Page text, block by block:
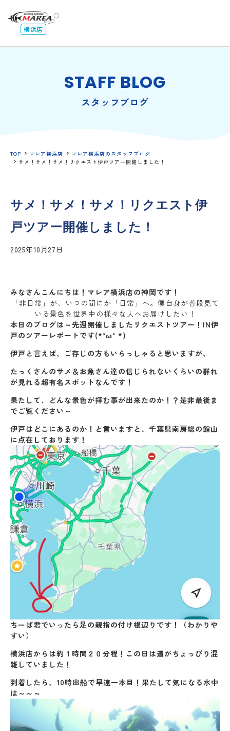
横浜店
STAFF BLOG
スタッフブログ
TOP マレア横浜店
マレア横浜店のスタッフブログ
サメ！サメ！サメ！リクエスト伊戸ツアー開催しました！
サメ！サメ！サメ！リクエスト伊
戸ツアー開催しました！
2025年10月27日
みなさんこんにちは！マレア横浜店の神岡です！
「非日常」が、いつの間にか「日常」へ。僕自身が普段見て
いる景色を世界中の様々な人へお届けしたい！
本日のブログは～先週開催しましたリクエストツアー！IN伊
戸のツアーレポートです(*‘ω‘ *)
伊戸と言えば、ご存じの方もいらっしゃると思いますが、
たっくさんのサメ＆お魚さん達の信じられないくらいの群れ
が見れる超有名スポットなんです！
果たして、どんな景色が拝む事が出来たのか！？是非最後ま
でご覧ください～
伊戸はどこにあるのか！と言いますと、千葉県南房総の館山
に点在しております！
ちーば君でいったら足の親指の付け根辺りです！（わかりや
すい）
横浜店からは約１時間２０分程！この日は道がちょっぴり混
雑していました！
到着したら、10時出船で早速一本目！果たして気になる水中
は～～～